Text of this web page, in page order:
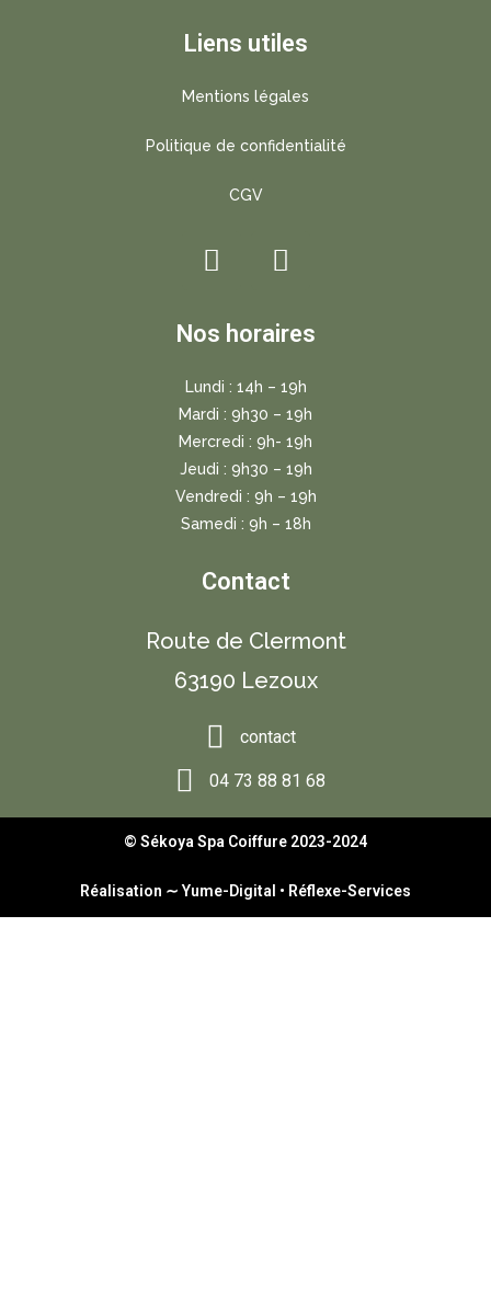
Liens utiles
Mentions légales
Politique de confidentialité
CGV
Nos horaires
Lundi : 14h – 19h
Mardi : 9h30 – 19h
Mercredi : 9h- 19h
Jeudi : 9h30 – 19h
Vendredi : 9h – 19h
Samedi : 9h – 18h
Contact
Route de Clermont
63190 Lezoux
contact
04 73 88 81 68
© Sékoya Spa Coiffure 2023-2024
Réalisation ∼Yume-Digital • Réflexe-Services